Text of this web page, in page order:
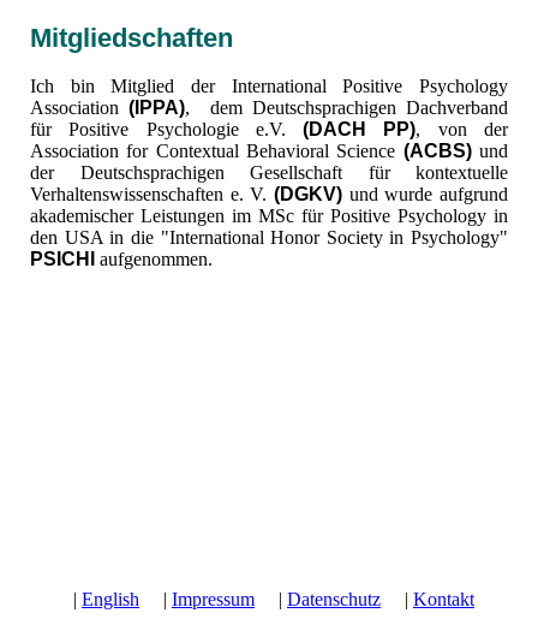
Mitgliedschaften
Ich bin Mitglied der International Positive Psychology
Association(IPPA), dem Deutschsprachigen Dachverband
für Positive Psychologie e.V.(DACH PP), von der
Association for Contextual Behavioral Science (ACBS)und
der Deutschsprachigen Gesellschaft für kontextuelle
Verhaltenswissenschaften e. V. (DGKV) und wurde aufgrund
akademischer Leistungen im MSc für Positive Psychology in
den USA in die "International Honor Society in Psychology"
PSICHI
aufgenommen.
| English | Impressum | Datenschutz | Kontakt